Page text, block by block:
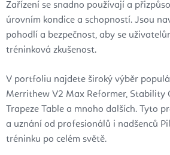
Zařízení se snadno používají a
úrovním kondice a schopností. Jsou
pohodlí a bezpečnost, aby se
tréninková zkušenost.
V portfoliu najdete široký výběr
Merrithew V2 Max Reformer, Stability
Trapeze Table a mnoho dalších. Tyto
a uznání od profesionálů i nadšenců
tréninku po celém světě.